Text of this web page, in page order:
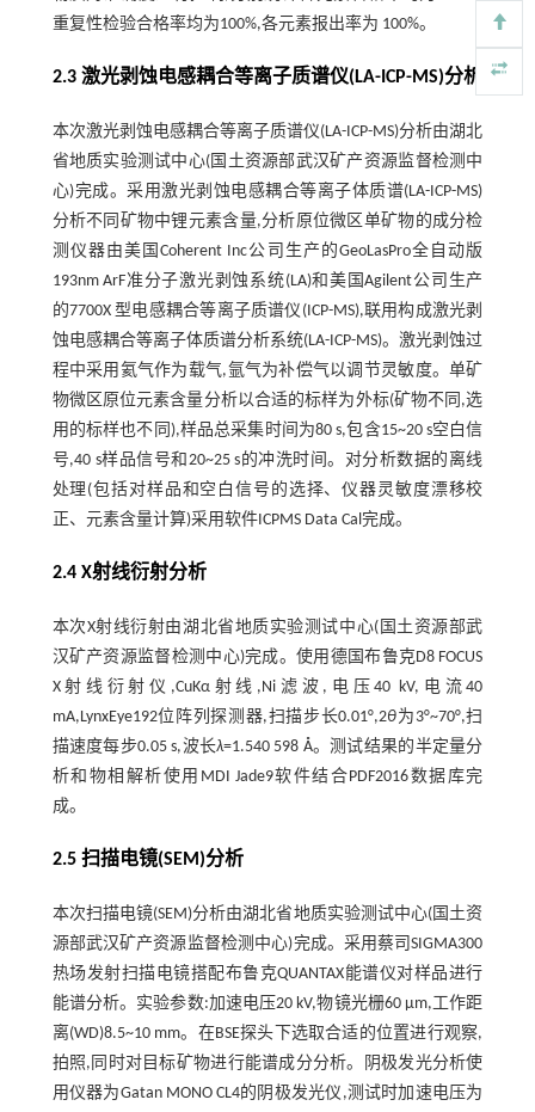
重复性检验合格率均为100%,各元素报出率为 100%。
2.3 激光剥蚀电感耦合等离子质谱仪(LA-ICP-MS)分析
本次激光剥蚀电感耦合等离子质谱仪(LA-ICP-MS)分析由湖北
省地质实验测试中心(国土资源部武汉矿产资源监督检测中
心)完成。采用激光剥蚀电感耦合等离子体质谱(LA-ICP-MS)
分析不同矿物中锂元素含量,分析原位微区单矿物的成分检
测仪器由美国Coherent Inc公司生产的GeoLasPro全自动版
193nm ArF准分子激光剥蚀系统(LA)和美国Agilent公司生产
的7700X 型电感耦合等离子质谱仪(ICP-MS),联用构成激光剥
蚀电感耦合等离子体质谱分析系统(LA-ICP-MS)。激光剥蚀过
程中采用氦气作为载气,氩气为补偿气以调节灵敏度。单矿
物微区原位元素含量分析以合适的标样为外标(矿物不同,选
用的标样也不同),样品总采集时间为80 s,包含15~20 s空白信
号,40 s样品信号和20~25 s的冲洗时间。对分析数据的离线
处理(包括对样品和空白信号的选择、仪器灵敏度漂移校
正、元素含量计算)采用软件ICPMS Data Cal完成。
2.4 X射线衍射分析
本次X射线衍射由湖北省地质实验测试中心(国土资源部武
汉矿产资源监督检测中心)完成。使用德国布鲁克D8 FOCUS
X射线衍射仪,CuKα射线,Ni滤波,电压40 kV,电流40
mA,LynxEye192位阵列探测器,扫描步长0.01°,2θ为3°~70°,扫
描速度每步0.05 s,波长λ=1.540 598 Å。测试结果的半定量分
析和物相解析使用MDI Jade9软件结合PDF2016数据库完
成。
2.5 扫描电镜(SEM)分析
本次扫描电镜(SEM)分析由湖北省地质实验测试中心(国土资
源部武汉矿产资源监督检测中心)完成。采用蔡司SIGMA300
热场发射扫描电镜搭配布鲁克QUANTAX能谱仪对样品进行
能谱分析。实验参数:加速电压20 kV,物镜光栅60 μm,工作距
离(WD)8.5~10 mm。在BSE探头下选取合适的位置进行观察,
拍照,同时对目标矿物进行能谱成分分析。阴极发光分析使
用仪器为Gatan MONO CL4的阴极发光仪,测试时加速电压为